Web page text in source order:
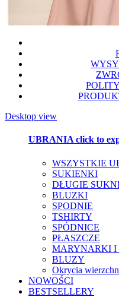
Desktop view
UBRANIAclick to
WSZYSTKIE
SUKIENKI
DŁUGIE
BLUZKI
SPODNIE
TSHIRTY
SPÓDNICE
PŁASZCZE
MARYNARKI I
BLUZY
Okrycia
NOWOŚCI
BESTSELLERY